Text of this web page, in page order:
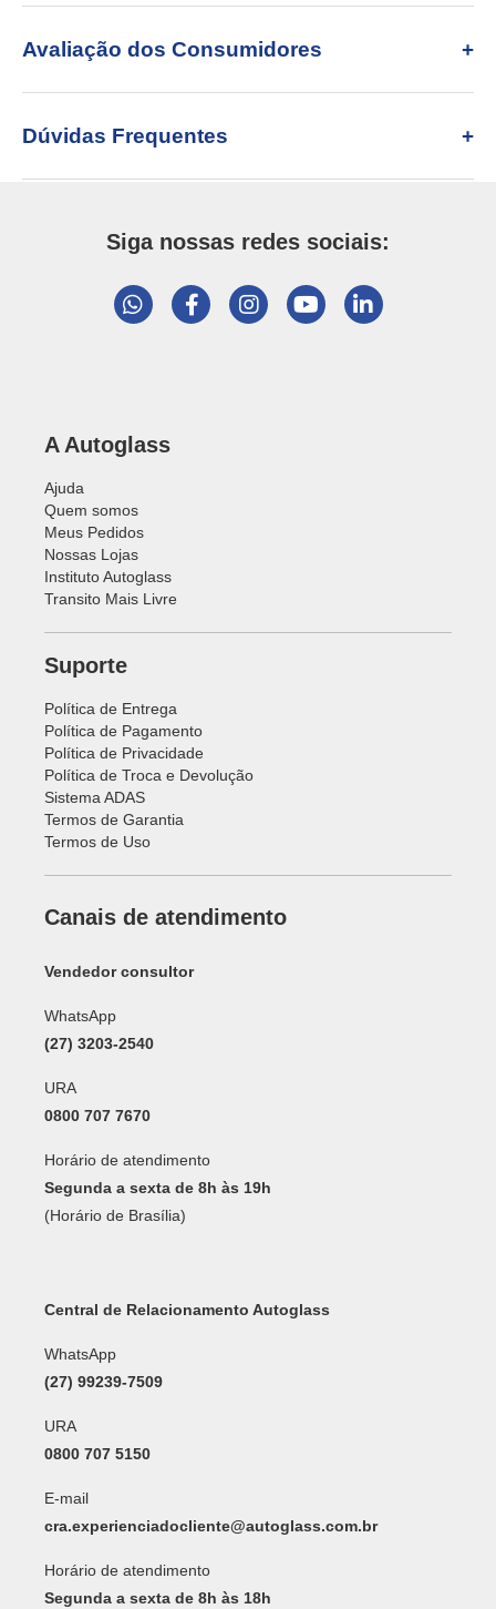
Avaliação dos Consumidores
Dúvidas Frequentes
Siga nossas redes sociais:
A Autoglass
Ajuda
Quem somos
Meus Pedidos
Nossas Lojas
Instituto Autoglass
Transito Mais Livre
Suporte
Política de Entrega
Política de Pagamento
Política de Privacidade
Política de Troca e Devolução
Sistema ADAS
Termos de Garantia
Termos de Uso
Canais de atendimento
Vendedor consultor
WhatsApp
(27) 3203-2540
URA
0800 707 7670
Horário de atendimento
Segunda a sexta de 8h às 19h
(Horário de Brasília)
Central de Relacionamento Autoglass
WhatsApp
(27) 99239-7509
URA
0800 707 5150
E-mail
cra.experienciadocliente@autoglass.com.br
Horário de atendimento
Segunda a sexta de 8h às 18h